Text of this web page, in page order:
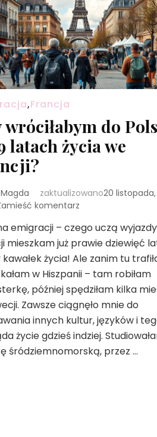
,Francja
wróciłabym do
latach życia we
Magda zaktualizowano20 listopada,
komentarz
Czy
wróciłabym
do
Polski
po
9
latach
życia
we
Francji?
emigracji – czego uczą
mieszkam już prawie dziewięć
życia! Ale zanim tu
w Hiszpanii – tam robiłam
później spędziłam kilka
Zawsze ciągnęło mnie do
innych kultur, języków i
życie gdzieś indziej.
śródziemnomorską, przez …